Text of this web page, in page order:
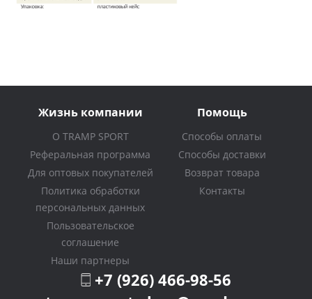
Жизнь компании
О TRAMP SPORT
Реферальная программа
Для оптовых покупателей
Политика обработки
персональных данных
Пользовательское
соглашение
Наши партнеры
Помощь
Способы оплаты
Способы доставки
Возврат товара
Контакты
+7 (926) 466-98-56